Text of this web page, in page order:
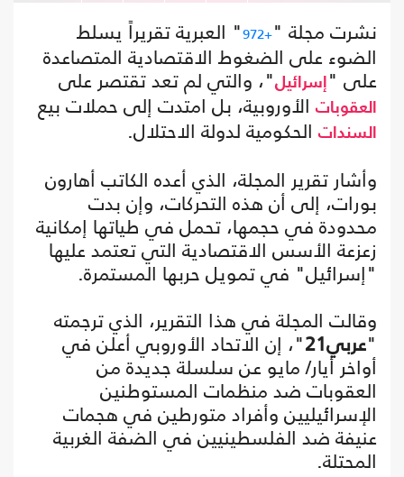
نشرت مجلة "+972
" العبرية تقريراً يسلط
الضوء على الضغوط الاقتصادية المتصاعدة
على " إسرائيل"، والتي لم تعد تقتصر على
العقوبات الأوروبية، بل امتدت إلى حملات بيع
السندات الحكومية لدولة الاحتلال.
وأشار تقرير المجلة، الذي أعده الكاتب أهارون
بورات، إلى أن هذه التحركات، وإن بدت
محدودة في حجمها، تحمل في طياتها إمكانية
زعزعة الأسس الاقتصادية التي تعتمد عليها
"إسرائيل" في تمويل حربها المستمرة.
وقالت المجلة في هذا التقرير، الذي ترجمته
"عربي21 "، إن الاتحاد الأوروبي أعلن في
أواخر أيار/ مايو عن سلسلة جديدة من
العقوبات ضد منظمات المستوطنين
الإسرائيليين وأفراد متورطين في هجمات
عنيفة ضد الفلسطينيين في الضفة الغربية
المحتلة.